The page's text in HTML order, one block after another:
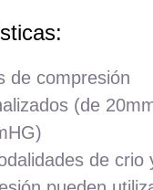
de compresión
(de
de crio